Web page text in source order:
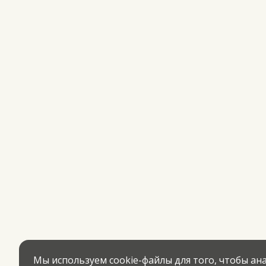
Мы используем cookie-файлы для того, чтобы